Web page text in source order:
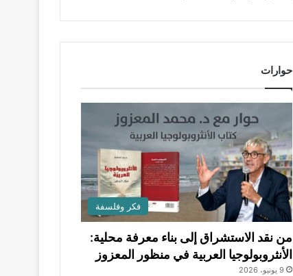
حوارات
فكر وفلسفة
من نقد الاستشراق إلى بناء معرفة محلية:
الأنثروبولوجيا العربية في منظور المعزوز
9 يونيو، 2026